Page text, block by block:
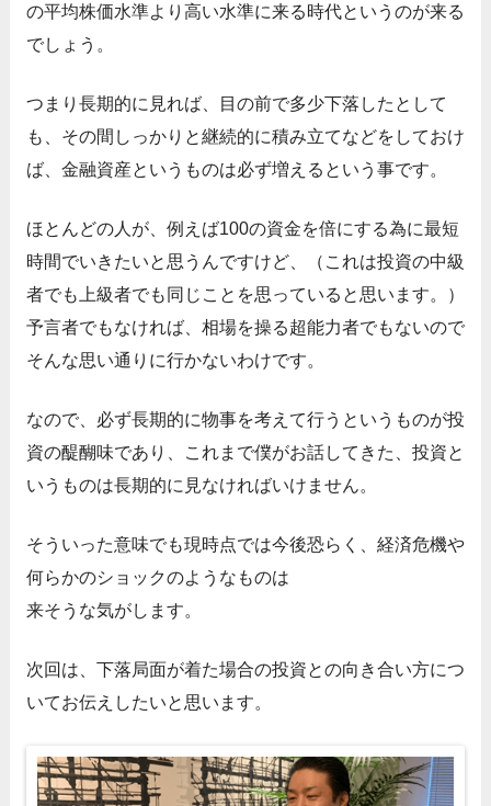
の平均株価水準より高い水準に来る時代というのが来る
でしょう。
つまり長期的に見れば、目の前で多少下落したとして
も、その間しっかりと継続的に積み立てなどをしておけ
ば、金融資産というものは必ず増えるという事です。
ほとんどの人が、例えば100の資金を倍にする為に最短
時間でいきたいと思うんですけど、（これは投資の中級
者でも上級者でも同じことを思っていると思います。）
予言者でもなければ、相場を操る超能力者でもないので
そんな思い通りに行かないわけです。
なので、必ず長期的に物事を考えて行うというものが投
資の醍醐味であり、これまで僕がお話してきた、投資と
いうものは長期的に見なければいけません。
そういった意味でも現時点では今後恐らく、経済危機や
何らかのショックのようなものは
来そうな気がします。
次回は、下落局面が着た場合の投資との向き合い方につ
いてお伝えしたいと思います。